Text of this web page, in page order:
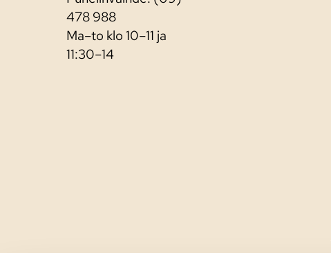
478 988
Ma–to klo 10–11 ja
11:30–14